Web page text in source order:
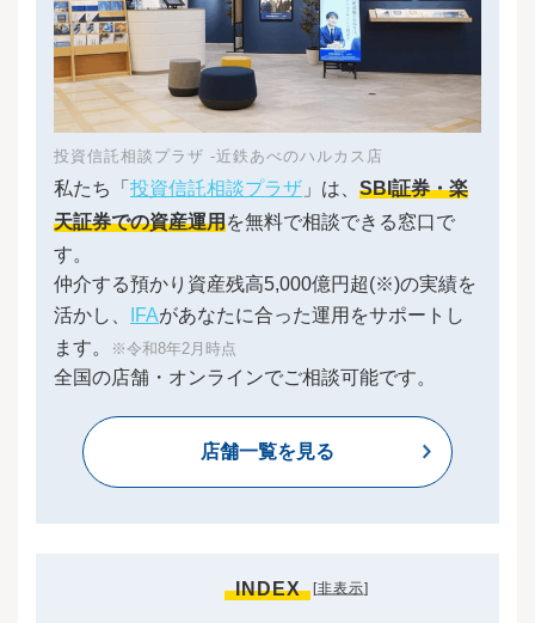
を受け取れます。証券口座を開設できたら、資
金を入金します。インターネットバンキングを
使って証券口座に入金する場合は、銀行などで
インターネットバンキングに登録しておく必要
があります。また、銀行口座から証券会社が指
定する口座に振り込むことも可能です。いずれ
もネット証券では入金手数料は無料のことが多
いですが、有料のケースもあるので事前に確認
しておきましょう。購入したい銘柄を選び、数
量を指定して購入手続きを行います。株価を指
定したい場合は「指値」、その場で取引を確定
したい場合は「成行」で注文しましょう。証券
会社では、さまざまな情報が公開されていま
す。取引数が多い人気の銘柄や初心者に人気の
銘柄、株主優待が充実している銘柄などの情報
も公開しているので、参考にしてもいいでしょ
う。株式投資は定期預金のように元本が保証さ
ことがあります。なるべく損失を避け、できる
だけ利益を得るためにも、ある程度勉強してか
ら投資を行うことが重要です。株の初心者に勉
ャート」とは、特定の期間内の株価の動きを示
投資信託相談プラザ -近鉄あべのハルカス店
私たち「 投資信託相談プラザ 」は、 SBI証券・楽
天証券での資産運用を無料で相談できる窓口で
す。
仲介する預かり資産残高5,000億円超(※)の実績を
活かし、
IFAがあなたに合った運用をサポートし
ます。
※令和8年2月時点
全国の店舗・オンラインでご相談可能です。
店舗一覧を見る
INDEX [非表示]